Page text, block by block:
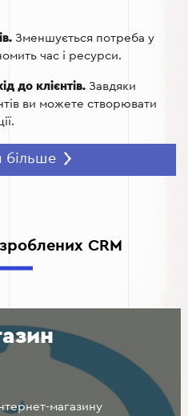
системами, сервісами
інструментами.
Зменшується потреба у
час і ресурси.
до клієнтів. Завдяки
ви можете створювати
продажами.
Завдяки швидкому доступу
більше
CRM
магазину